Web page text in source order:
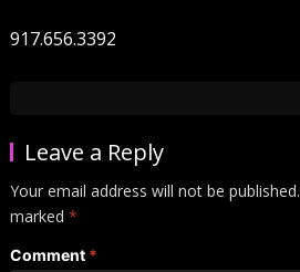
917.656.3392
Leave a Reply
Your email address will not be published.
marked *
Comment *